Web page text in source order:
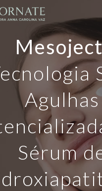
content
Agulhas
Sérum